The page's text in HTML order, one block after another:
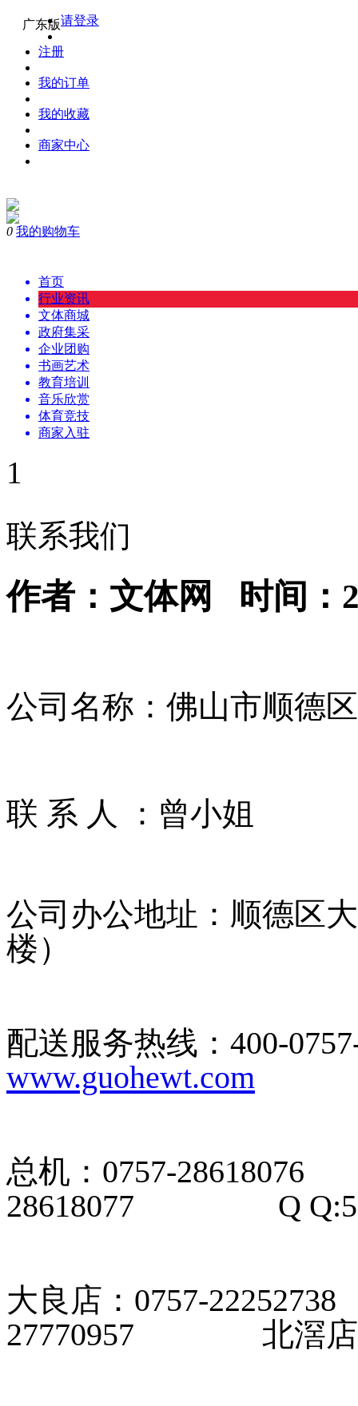
广东版请登录
注册
我的订单
我的收藏
商家中心
0 我的购物车
首页
行业资讯
文体商城
政府集采
企业团购
书画艺术
教育培训
音乐欣赏
体育竞技
商家入驻
1
联系我们
作者：文体网 时间：
公司名称：佛山市顺德
联 系 人 ：曾小姐
公司办公地址：顺德区
楼）
配送服务热线：400-
www.guohewt.com
总机：0757-
28618077 Q
大良店：0757-
27770957 北滘店：